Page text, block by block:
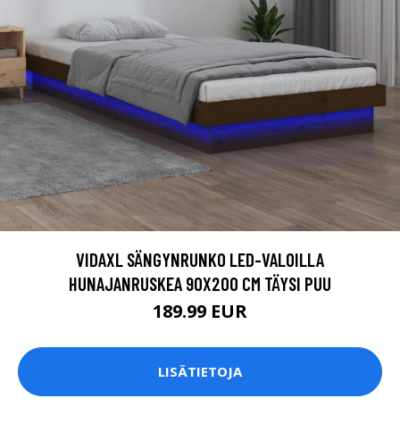
VIDAXL SÄNGYNRUNKO LED-VALOILLA
HUNAJANRUSKEA 90X200 CM TÄYSI PUU
189.99 EUR
LISÄTIETOJA